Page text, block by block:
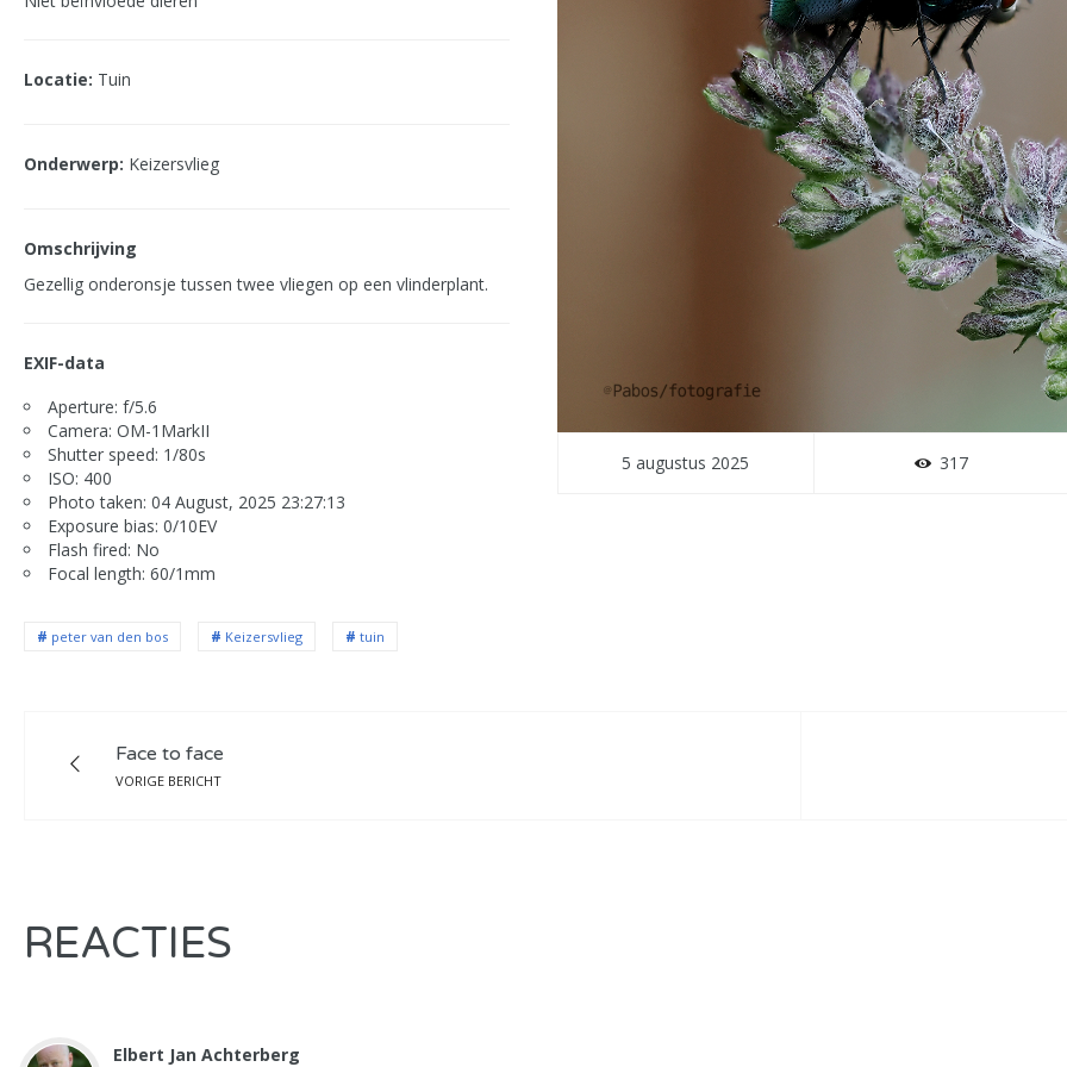
Locatie: Tuin
Onderwerp: Keizersvlieg
Omschrijving
Gezellig onderonsje tussen twee vliegen op een vlinderplant.
EXIF-data
Aperture: f/5.6
Camera: OM-1MarkII
Shutter speed: 1/80s
ISO: 400
Photo taken: 04 August, 2025 23:27:13
Exposure bias: 0/10EV
Flash fired: No
Focal length: 60/1mm
peter van den bos Keizersvlieg tuin
5 augustus 2025 317
Face to face
VORIGE BERICHT
REACTIES
Elbert Jan Achterberg